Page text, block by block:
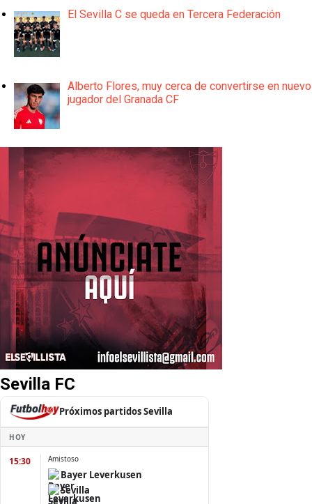
El Sevilla C se queda en Tercera Federación
Alberto Flores, muy cerca de convertirse en nuevo
jugador del Granada CF
Sevilla FC